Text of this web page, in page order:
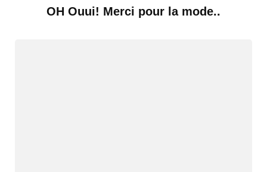
OH Ouui! Merci pour la mode..